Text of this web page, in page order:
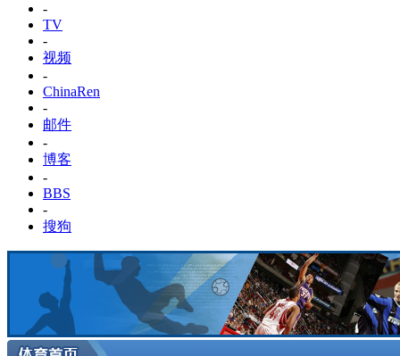
-
TV
-
视频
-
ChinaRen
-
邮件
-
博客
-
BBS
-
搜狗